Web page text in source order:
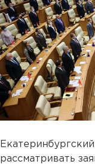
рассматривать